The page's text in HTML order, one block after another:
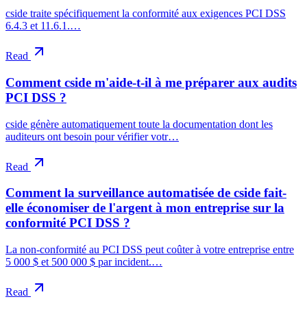
cside traite spécifiquement la conformité aux exigences PCI DSS
6.4.3 et 11.6.1.…
Read
Comment cside m'aide-t-il à me préparer aux audits
PCI DSS ?
cside génère automatiquement toute la documentation dont les
auditeurs ont besoin pour vérifier votr…
Read
Comment la surveillance automatisée de cside fait-
elle économiser de l'argent à mon entreprise sur la
conformité PCI DSS ?
La non-conformité au PCI DSS peut coûter à votre entreprise entre
5 000 $ et 500 000 $ par incident.…
Read